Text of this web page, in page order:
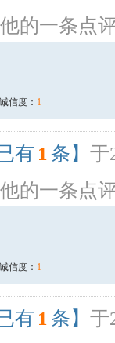
的一条点
诚信度： 1
有 1 条】 于
的一条点
诚信度： 1
有 1 条】 于